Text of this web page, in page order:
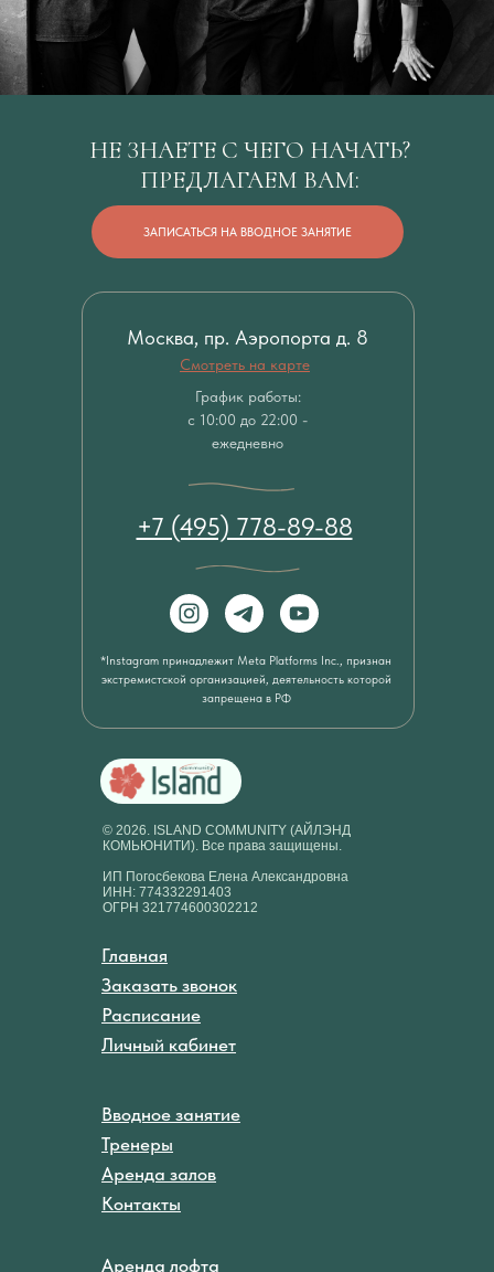
НЕ ЗНАЕТЕ С ЧЕГО НАЧАТЬ?
ПРЕДЛАГАЕМ ВАМ:
ЗАПИСАТЬСЯ НА ВВОДНОЕ ЗАНЯТИЕ
Главная
Заказать звонок
Расписание
Личный кабинет
Вводное занятие
Тренеры
Аренда залов
Контакты
Аренда лофта
© 2026. ISLAND COMMUNITY (АЙЛЭНД
КОМЬЮНИТИ). Все права защищены.
ИП Погосбекова Елена Александровна
ИНН: 774332291403
ОГРН 321774600302212
Москва, пр. Аэропорта д. 8
+7 (495) 778-89-88
Смотреть на карте
График работы:
с 10:00 до 22:00 -
ежедневно
*Instagram принадлежит Meta Platforms Inc., признан
экстремистской организацией, деятельность которой
запрещена в РФ